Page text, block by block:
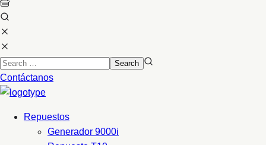
Contáctanos
Repuestos
Generador 9000i